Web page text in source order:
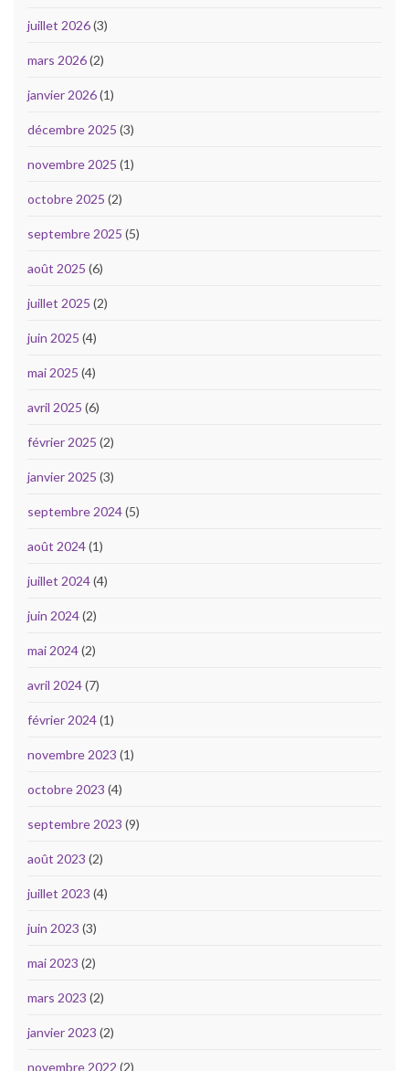
juillet 2026(3)
mars 2026(2)
janvier 2026(1)
décembre 2025 (3)
novembre 2025 (1)
octobre 2025 (2)
septembre 2025 (5)
août 2025 (6)
juillet 2025 (2)
juin 2025 (4)
mai 2025 (4)
avril 2025 (6)
février 2025 (2)
janvier 2025 (3)
septembre 2024(5)
août 2024(1)
juillet 2024(4)
juin 2024(2)
mai 2024(2)
avril 2024(7)
février 2024(1)
novembre 2023 (1)
octobre 2023 (4)
septembre 2023 (9)
août 2023 (2)
juillet 2023 (4)
juin 2023 (3)
mai 2023 (2)
mars 2023 (2)
janvier 2023 (2)
novembre 2022 (2)